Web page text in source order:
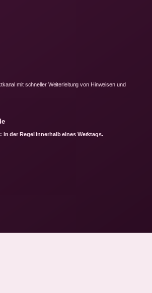
mit schneller Weiterleitung von Hinweisen und
der Regel innerhalb eines Werktags.